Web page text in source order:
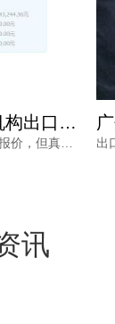
广州出口退税代办收费，为何从几千到上万不等？一文读懂
讯